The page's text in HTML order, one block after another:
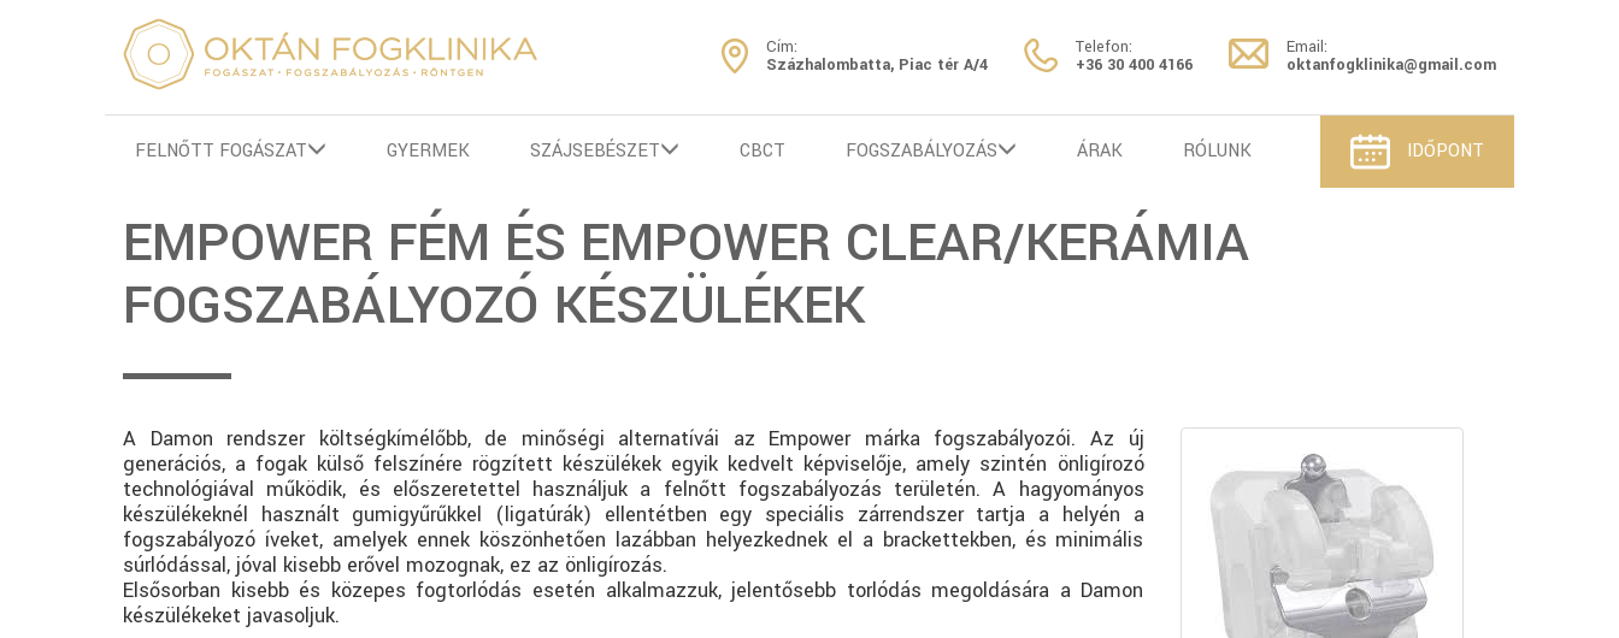
Cím:
Százhalombatta, Piac tér A/4
Telefon:
+36 30 400 4166
Email:
oktanfogklinika@gmail.com
FELNŐTT FOGÁSZAT GYERMEK SZÁJSEBÉSZET CBCT FOGSZABÁLYOZÁS ÁRAK RÓLUNK IDŐPONT
EMPOWER FÉM ÉS EMPOWER CLEAR/KERÁMIA
FOGSZABÁLYOZÓ KÉSZÜLÉKEK
A Damon rendszer költségkímélőbb, de minőségi alternatívái az Empower márka fogszabályozói. Az új
generációs, a fogak külső felszínére rögzített készülékek egyik kedvelt képviselője, amely szintén önligírozó
technológiával működik, és előszeretettel használjuk a felnőtt fogszabályozás területén. A hagyományos
készülékeknél használt gumigyűrűkkel (ligatúrák) ellentétben egy speciális zárrendszer tartja a helyén a
fogszabályozó íveket, amelyek ennek köszönhetően lazábban helyezkednek el a brackettekben, és minimális
súrlódással, jóval kisebb erővel mozognak, ez az önligírozás.
Elsősorban kisebb és közepes fogtorlódás esetén alkalmazzuk, jelentősebb torlódás megoldására a Damon
készülékeket javasoljuk.